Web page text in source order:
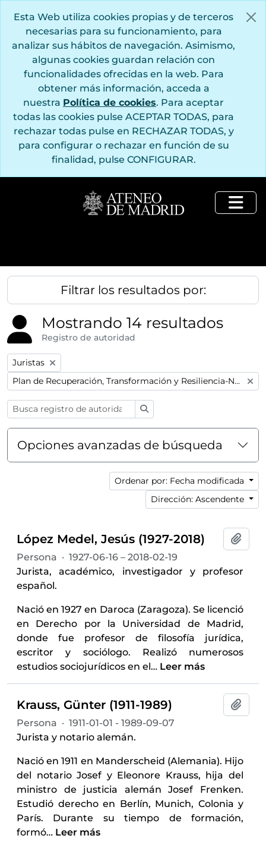
Esta Web utiliza cookies propias y de terceros
necesarias para su funcionamiento, para
analizar sus hábitos de navegación. Asimismo,
algunas cookies guardan relación con
funcionalidades ofrecidas en la web. Para
obtener más información, acceda a
nuestra Política de cookies. Para aceptar
todas las cookies pulse ACEPTAR TODAS, para
rechazar todas pulse en RECHAZAR TODAS, y
para configurar o rechazar en función de su
finalidad, pulse CONFIGURAR.
Filtrar los resultados por:
Mostrando 14 resultados
Registro de autoridad
Remove filter:
Juristas
Remove filter:
Plan de Recuperación, Transformación y Resiliencia-Next GenerationEU
Opciones avanzadas de búsqueda
Ordenar por: Fecha modificada
Dirección: Ascendente
López Medel, Jesús (1927-2018)
Persona · 1927-06-16 – 2018-02-19
Jurista, académico, investigador y profesor
español.
Nació en 1927 en Daroca (Zaragoza). Se licenció
en Derecho por la Universidad de Madrid,
donde fue profesor de filosofía jurídica,
escritor y sociólogo. Realizó numerosos
estudios sociojurídicos en el… Leer más
Krauss, Günter (1911-1989)
Persona · 1911-01-01 - 1989-09-07
Jurista y notario alemán.
Nació en 1911 en Manderscheid (Alemania). Hijo
del notario Josef y Eleonore Krauss, hija del
ministro de justicia alemán Josef Frenken.
Estudió derecho en Berlín, Munich, Colonia y
París. Durante su tiempo de formación,
formó… Leer más